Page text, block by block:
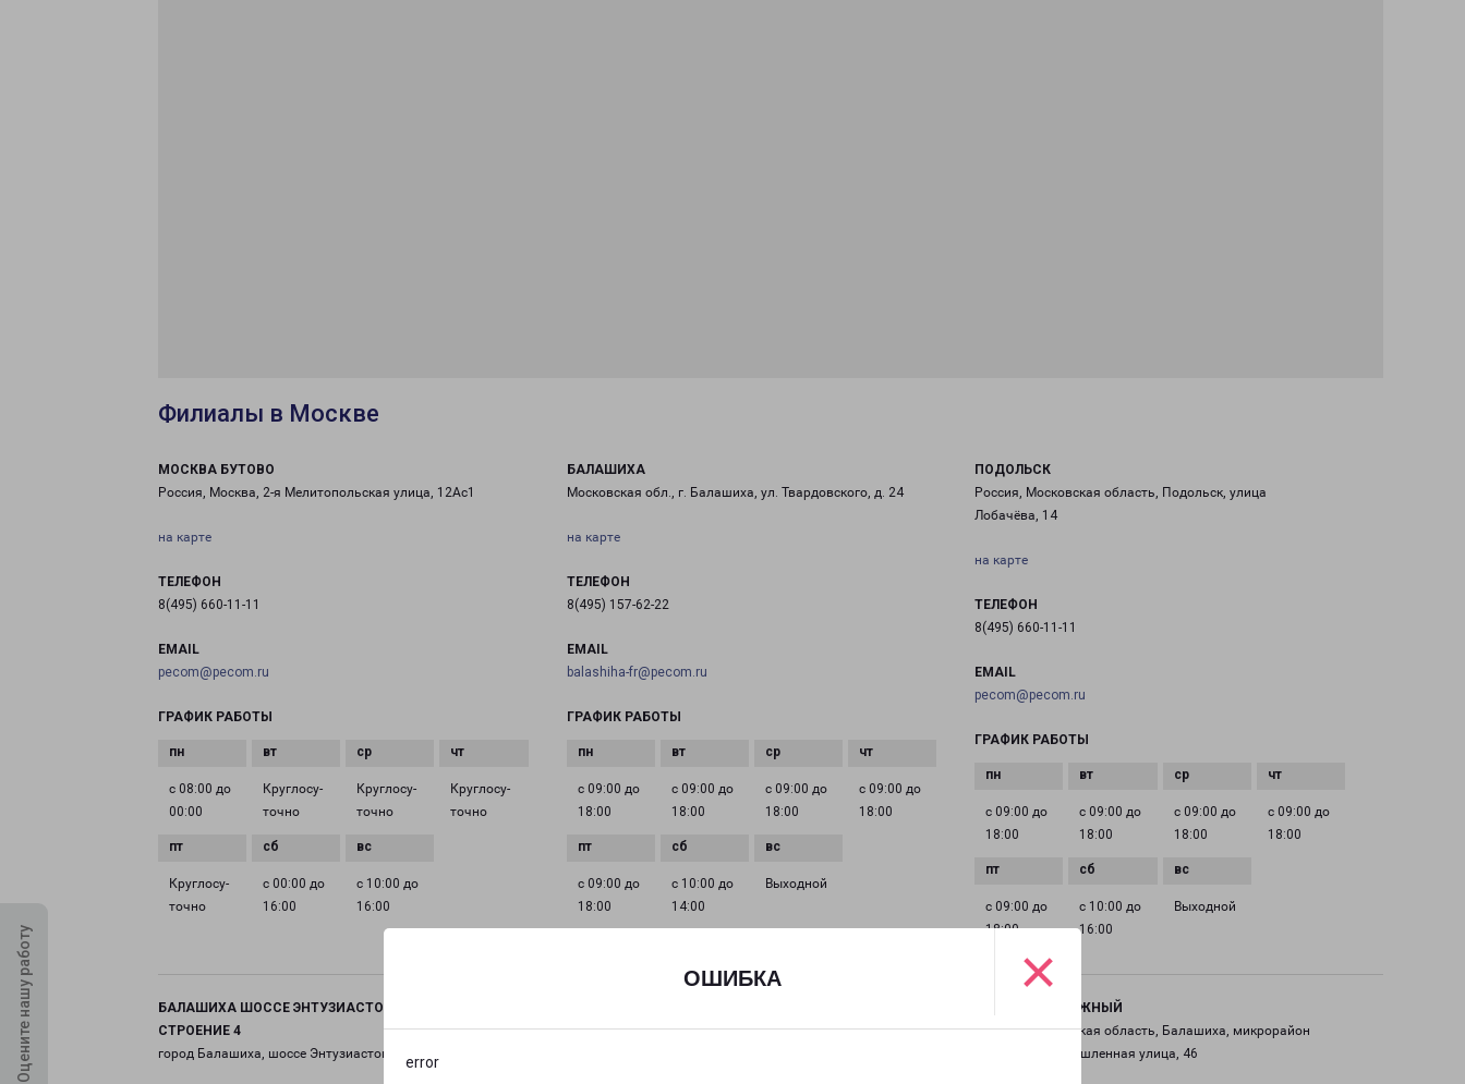
ОШИБКА
error
×
Оцените нашу работу
Филиалы в Москве
МОСКВА БУТОВО
Россия, Москва, 2-я Мелитопольская улица, 12Ас1
на карте
ТЕЛЕФОН
8(495) 660-11-11
EMAIL
pecom@pecom.ru
ГРАФИК РАБОТЫ
с 08:00 до
00:00
Круглосу­
точно
Круглосу­
точно
Круглосу­
точно
Круглосу­
точно
с 00:00 до
16:00
с 10:00 до
16:00
БАЛАШИХА
Московская обл., г. Балашиха, ул. Твардовского, д. 24
на карте
ТЕЛЕФОН
8(495) 157-62-22
EMAIL
balashiha-fr@pecom.ru
ГРАФИК РАБОТЫ
с 09:00 до
18:00
с 09:00 до
18:00
с 09:00 до
18:00
с 09:00 до
18:00
с 09:00 до
18:00
с 10:00 до
14:00
Выходной
ПОДОЛЬСК
Россия, Московская область, Подольск, улица
Лобачёва, 14
на карте
ТЕЛЕФОН
8(495) 660-11-11
EMAIL
pecom@pecom.ru
ГРАФИК РАБОТЫ
с 09:00 до
18:00
с 09:00 до
18:00
с 09:00 до
18:00
с 09:00 до
18:00
с 09:00 до
18:00
с 10:00 до
16:00
Выходной
БАЛАШИХА ШОССЕ ЭНТУЗИАСТОВ ВЛАДЕНИЕ 11
СТРОЕНИЕ 4
город Балашиха, шоссе Энтузиастов, 11 строение 4
Дедовск, улица Мира, 9
ЖЕЛЕЗНОДОРОЖНЫЙ
Россия, Московская область, Балашиха, микрорайон
Саввино, Промышленная улица, 46